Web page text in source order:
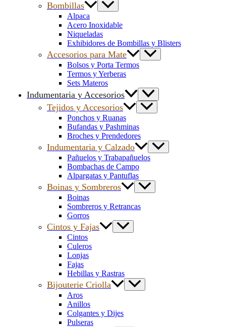
Bombillas
Alpaca
Acero Inoxidable
Niqueladas
Exhibidores de Bombillas y Blisters
Accesorios para Mate
Bolsos y Porta Termos
Termos y Yerberas
Sets Materos
Indumentaria y Accesorios
Tejidos y Accesorios
Ponchos y Ruanas
Bufandas y Pashminas
Broches y Prendedores
Indumentaria y Calzado
Pañuelos y Trabapañuelos
Bombachas de Campo
Alpargatas y Pantuflas
Boinas y Sombreros
Boinas
Sombreros y Retrancas
Gorros
Cintos y Fajas
Cintos
Culeros
Lonjas
Fajas
Hebillas y Rastras
Bijouterie Criolla
Aros
Anillos
Colgantes y Dijes
Pulseras